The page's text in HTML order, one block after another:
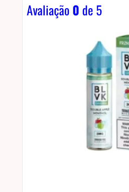
Avaliação0 de 5